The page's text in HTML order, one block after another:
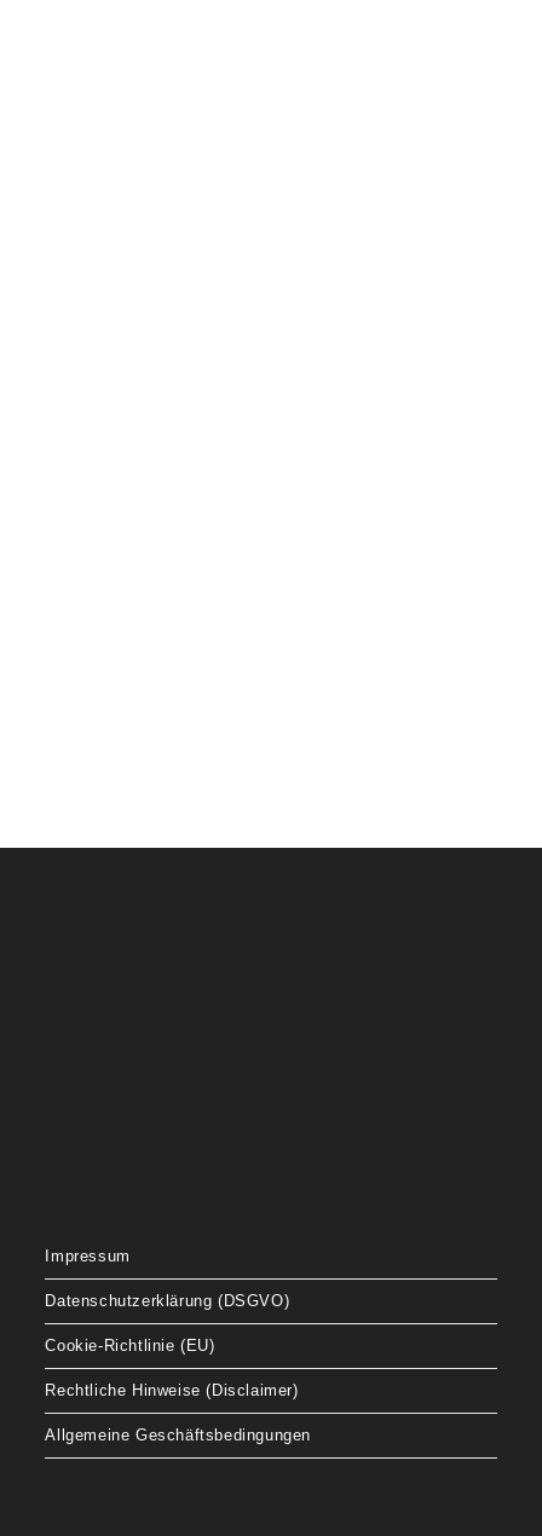
Impressum
Datenschutzerklärung (DSGVO)
Cookie-Richtlinie (EU)
Rechtliche Hinweise (Disclaimer)
Allgemeine Geschäftsbedingungen